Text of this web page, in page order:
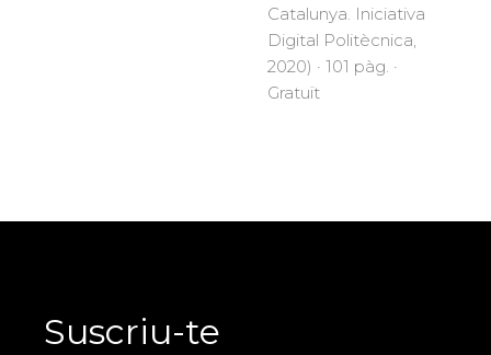
Catalunya. Iniciativa
Digital Politècnica,
2020) · 101 pàg. ·
Gratuït
Suscriu-te